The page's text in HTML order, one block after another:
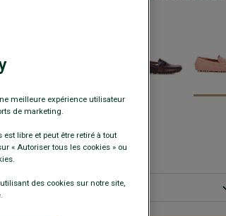
+
meilleure expérience utilisateur
de marketing.
libre et peut être retiré à tout
« Autoriser tous les cookies » ou
des cookies sur notre site,